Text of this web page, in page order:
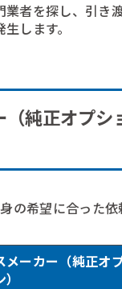
業者を探し、引き
します。
（純正オプ
の希望に合った依
メーカー（純正オ